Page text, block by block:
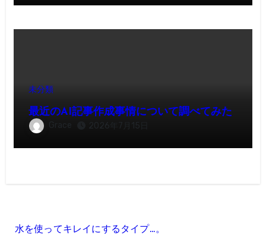
未分類
最近のAI記事作成事情について調べてみた
Grace 2026年7月15日
水を使ってキレイにするタイプ…。